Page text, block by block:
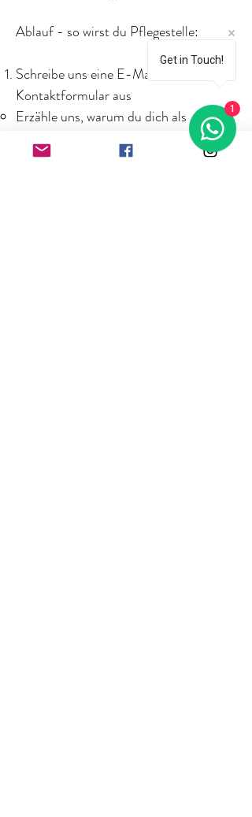
Ablauf - so wirst du Pflegestelle:
Schreibe uns eine E-Mail oder fülle das
Kontaktformular aus
Erzähle uns, warum du dich als
Hinterlasse deine Telefonnummer
Get in Touch!
1